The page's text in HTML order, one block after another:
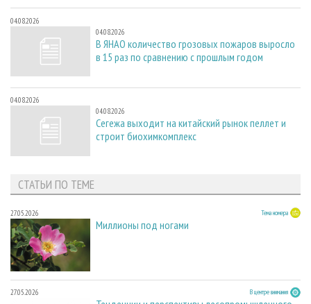
04.08.2026
04.08.2026
В ЯНАО количество грозовых пожаров выросло
в 15 раз по сравнению с прошлым годом
04.08.2026
04.08.2026
Сегежа выходит на китайский рынок пеллет и
строит биохимкомплекс
СТАТЬИ ПО ТЕМЕ
27.05.2026 Тема номера
Миллионы под ногами
27.05.2026 В центре внимания